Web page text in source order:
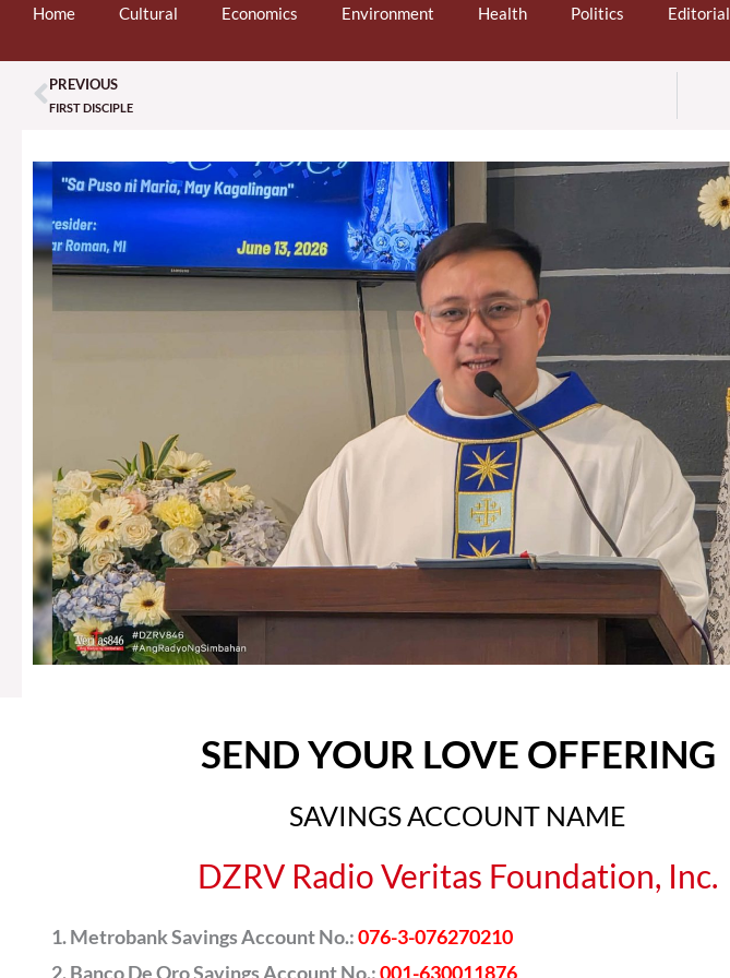
Home Cultural Economics Environment Health Politics Editorial
Prev
PREVIOUS
FIRST DISCIPLE
SEND YOUR LOVE OFFERING
SAVINGS ACCOUNT NAME
DZRV Radio Veritas Foundation, Inc.
Metrobank Savings Account No.:076-3-076270210
Banco De Oro Savings Account No.:001-630011876